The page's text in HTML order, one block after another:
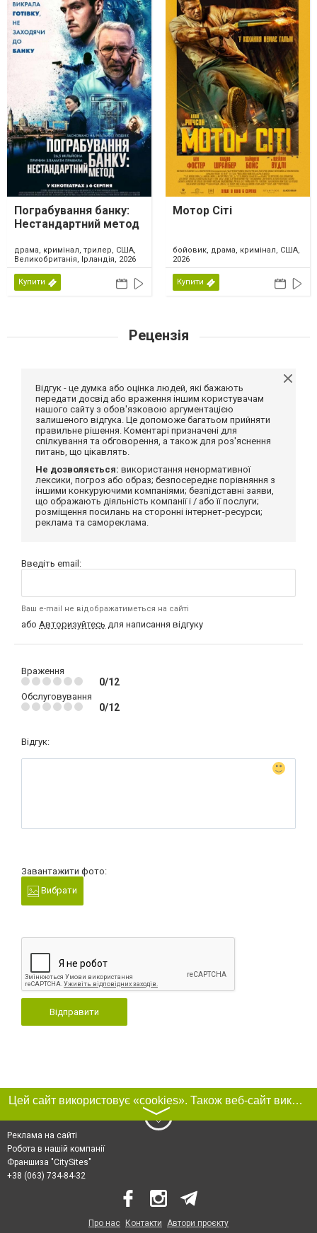
Пограбування банку:
Нестандартний метод
драма, кримінал, трилер, США,
Великобританія, Ірландія, 2026
Купити
Мотор Сіті
бойовик, драма, кримінал, США,
2026
Купити
Рецензія
Відгук - це думка або оцінка людей, які бажають
передати досвід або враження іншим користувачам
нашого сайту з обов'язковою аргументацією
залишеного відгука. Це допоможе багатьом прийняти
правильне рішення. Коментарі призначені для
спілкування та обговорення, а також для роз'яснення
питань, що цікавлять.
Не дозволяється: використання ненормативної
лексики, погроз або образ; безпосереднє порівняння з
іншими конкуруючими компаніями; безпідставні заяви,
що ображають діяльність компанії і / або її послуги;
розміщення посилань на сторонні інтернет-ресурси;
реклама та самореклама.
Введіть email:
Ваш e-mail не відображатиметься на сайті
або Авторизуйтесь для написання відгуку
Враження
0/12
Обслуговування
0/12
Відгук:
Завантажити фото:
Вибрати
Відправити
Цей сайт використовує «cookies». Також веб-сайт використовує інтернет-сервіс для збору технічних даних стосовно відвідувачів з метою отримання маркетингової та статистичної інформації. Умови обробки даних відвідувачів сайту див.
〉
Реклама на сайті
Робота в нашій компанії
Франшиза "CitySites"
+38 (063) 734-84-32
Про нас Контакти Автори проєкту